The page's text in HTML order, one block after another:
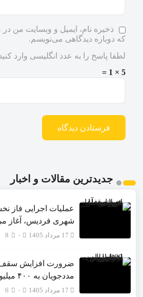
ذخیره نام، ایمیل و وبسایت من
که دوباره دیدگاهی می‌نویسم.
لطفا پاسخ را به عدد انگلیسی وارد
5 × 1 =
جدیدترین مقالات و اخبار
عملیات اجرایی فاز
شهری فردیس، آغاز
17 مرداد 1405 8
ضرورت افزایش سقف
مددجویان به ۴۰۰ میلیون تومان
17 مرداد 1405 6